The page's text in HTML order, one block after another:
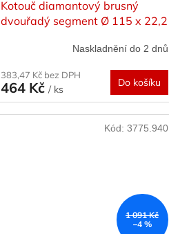
Kotouč diamantový brusný
dvouřadý segment Ø 115 x 22,2
Naskladnění do 2 dnů
383,47 Kč bez DPH
464 Kč/ ks
Do košíku
1 091 Kč
–4 %
Kód: 3775.940